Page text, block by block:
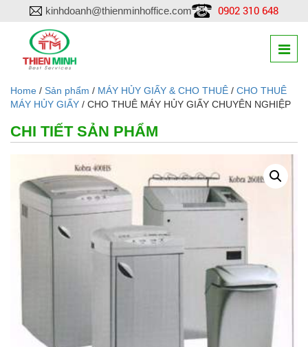
kinhdoanh@thienminhoffice.com 0902 310 648
Home / Sản phẩm / MÁY HỦY GIẤY & CHO THUÊ / CHO THUÊ
MÁY HỦY GIẤY / CHO THUÊ MÁY HỦY GIẤY CHUYÊN NGHIỆP
CHI TIẾT SẢN PHẨM